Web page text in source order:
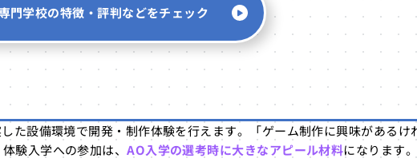
門学校の特徴・評判などをチェック
た設備環境で開発・制作体験を行えます。「ゲーム制作に興味があるけ
験入学への参加は、AO入学の選考時に大きなアピール材料になります。